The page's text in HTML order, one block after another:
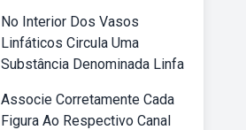
No Interior Dos Vasos
Linfáticos Circula Uma
Substância Denominada Linfa
Associe Corretamente Cada
Figura Ao Respectivo Canal